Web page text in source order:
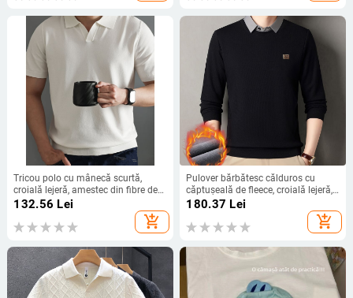
Tricou polo cu mânecă scurtă,
croială lejeră, amestec din fibre de
poliester (96%+), design cu colaje,
umezeala
132.56 Lei
add_shopping_cart
Pulover bărbătesc călduros cu
căptușeală de fleece, croială lejeră,
mâneci lungi, țesătură tricotată
180.37 Lei
add_shopping_cart